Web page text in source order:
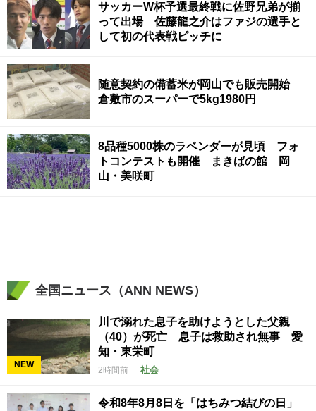
サッカーW杯予選最終戦に佐野兄弟が揃
って出場 佐藤龍之介はファジの選手と
して初の代表戦ピッチに
随意契約の備蓄米が岡山でも販売開始
倉敷市のスーパーで5kg1980円
8品種5000株のラベンダーが見頃 フォ
トコンテストも開催 まきばの館 岡
山・美咲町
全国ニュース（ANN NEWS）
NEW
川で溺れた息子を助けようとした父親
（40）が死亡 息子は救助され無事 愛
知・東栄町
2時間前 社会
令和8年8月8日を「はちみつ結びの日」